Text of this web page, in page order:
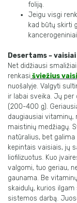
foliją.
Jeigu visgi
kad būtų skirti
Desertams – vaisiai
Net didžiausi
renkasi šviežius
nuošalyje. Valgyti
ir labai sveika. Jų
(200-400 g).
daugiausiai vitaminų,
maistinių medžiagų.
natūralius, bet
kepintais vaisiais, jų
liofilizuotus. Kuo
valgomi, tuo geriau,
gaunama. Be
skaidulų, kurios ilgam
sistemos darbą.